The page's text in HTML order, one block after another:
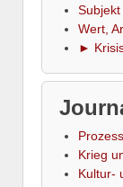
Subjekt
Wert,
►
Krieg
Kultur-